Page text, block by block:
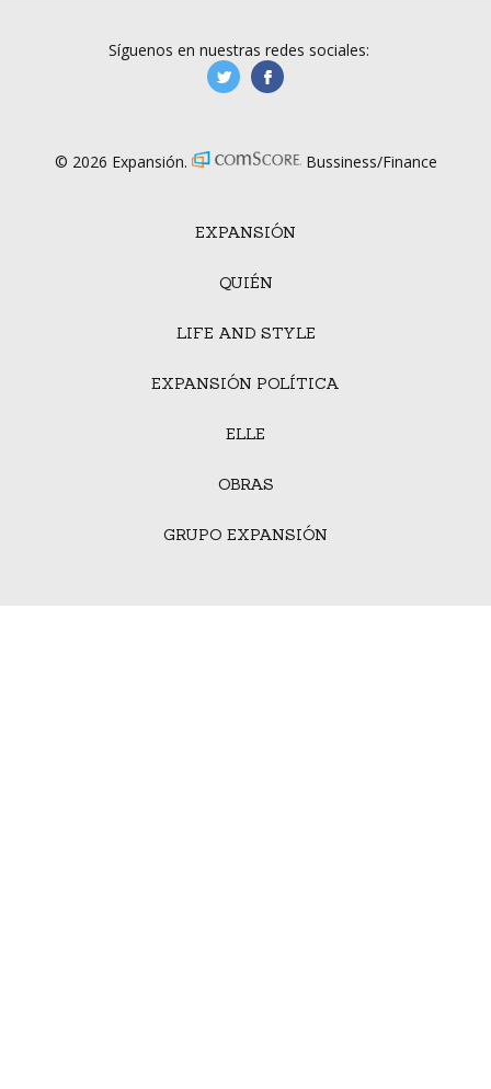
EXPANSIÓN
QUIÉN
LIFE AND STYLE
EXPANSIÓN POLÍTICA
ELLE
OBRAS
GRUPO EXPANSIÓN
Síguenos en nuestras redes sociales:
manufacturaGE
© 2026 Expansión. Bussiness/Finance